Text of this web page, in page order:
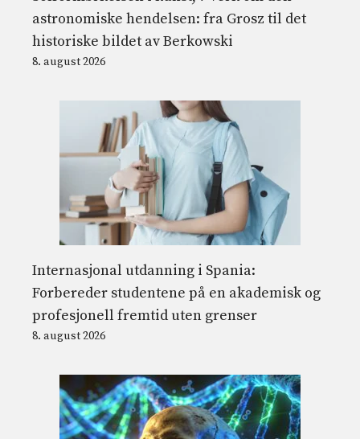
astronomiske hendelsen: fra Grosz til det
historiske bildet av Berkowski
8. august 2026
Internasjonal utdanning i Spania:
Forbereder studentene på en akademisk og
profesjonell fremtid uten grenser
8. august 2026